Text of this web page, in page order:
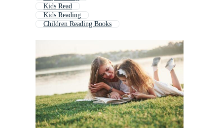
Kids Read
Kids Reading
Children Reading Books